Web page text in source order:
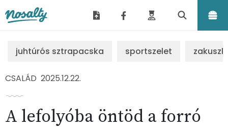
juhtúrós sztrapacska sportszelet
CSALÁD 2025.12.22.
A lefolyóba öntöd a forró